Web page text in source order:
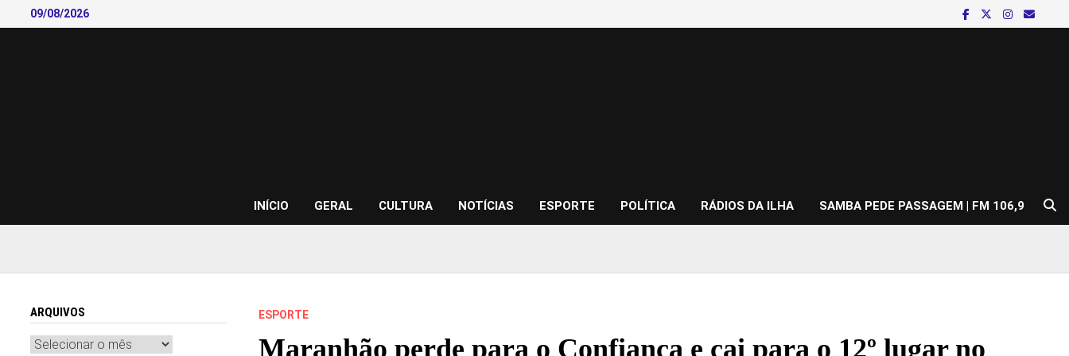
to
09/08/2026
INÍCIO GERAL CULTURA NOTÍCIAS ESPORTE POLÍTICA RÁDIOS DA ILHA SAMBA PEDE PASSAGEM | FM 106,9
ESPORTE
Maranhão perde para o Confiança e cai para o 12º lugar no
ARQUIVOS
Arquivos